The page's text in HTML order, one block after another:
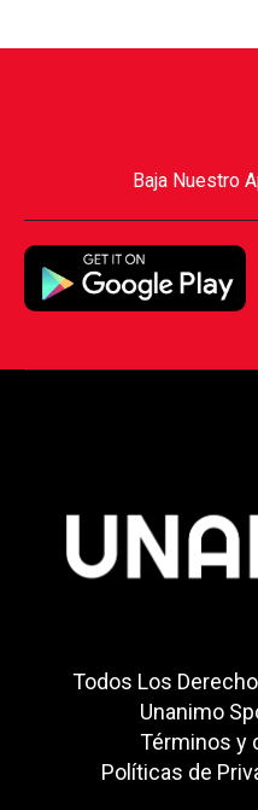
Baja Nuestro
Todos Los
Unanimo
Términos y
Políticas de